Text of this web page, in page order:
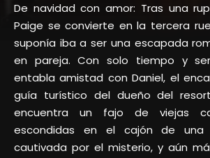
De navidad con amor: Tras una
Paige se convierte en la tercera
suponía iba a ser una escapada
en pareja. Con solo tiempo y
entabla amistad con Daniel, el
guía turístico del dueño del
encuentra un fajo de viejas
escondidas en el cajón de una
cautivada por el misterio, y aún